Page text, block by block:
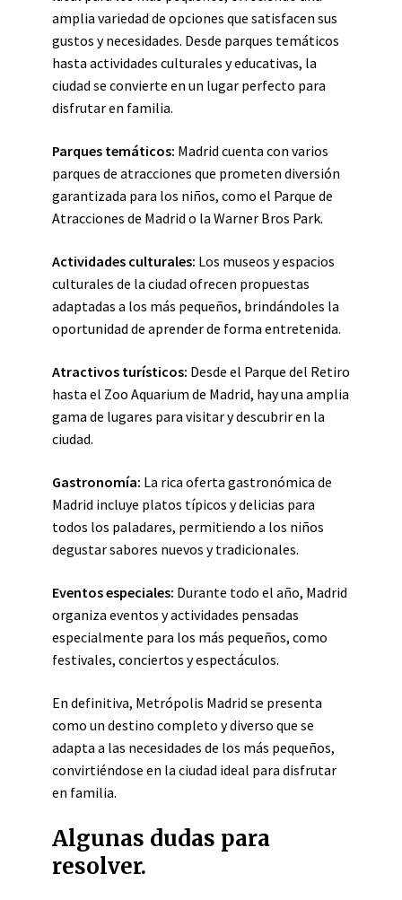
amplia variedad de opciones que satisfacen sus
gustos y necesidades. Desde parques temáticos
hasta actividades culturales y educativas, la
ciudad se convierte en un lugar perfecto para
disfrutar en familia.
Parques temáticos: Madrid cuenta con varios
parques de atracciones que prometen diversión
garantizada para los niños, como el Parque de
Atracciones de Madrid o la Warner Bros Park.
Actividades culturales: Los museos y espacios
culturales de la ciudad ofrecen propuestas
adaptadas a los más pequeños, brindándoles la
oportunidad de aprender de forma entretenida.
Atractivos turísticos: Desde el Parque del Retiro
hasta el Zoo Aquarium de Madrid, hay una amplia
gama de lugares para visitar y descubrir en la
ciudad.
Gastronomía: La rica oferta gastronómica de
Madrid incluye platos típicos y delicias para
todos los paladares, permitiendo a los niños
degustar sabores nuevos y tradicionales.
Eventos especiales: Durante todo el año, Madrid
organiza eventos y actividades pensadas
especialmente para los más pequeños, como
festivales, conciertos y espectáculos.
En definitiva, Metrópolis Madrid se presenta
como un destino completo y diverso que se
adapta a las necesidades de los más pequeños,
convirtiéndose en la ciudad ideal para disfrutar
en familia.
Algunas dudas para
resolver.